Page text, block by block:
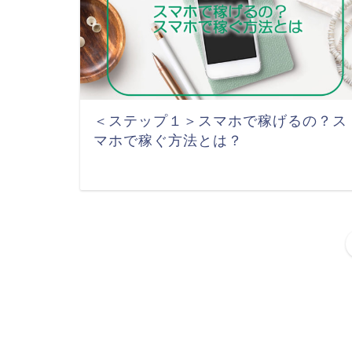
＜ステップ１＞スマホで稼げるの？ス
マホで稼ぐ方法とは？